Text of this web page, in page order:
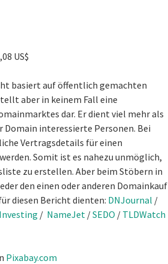
US$
basiert auf öffentlich gemachten
aber in keinem Fall eine
dar. Er dient viel mehr als
interessierte Personen. Bei
Vertragsdetails für einen
Somit ist es nahezu unmöglich,
zu erstellen. Aber beim Stöbern in
den einen oder anderen Domainkauf
diesen Bericht dienten: DNJournal /
/ NameJet /SEDO / TLDWatch
Pixabay.com